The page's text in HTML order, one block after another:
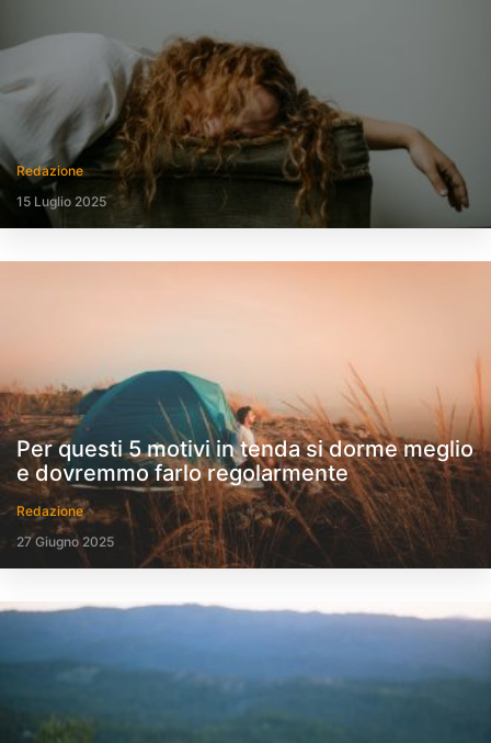
Redazione
15 Luglio 2025
Per questi 5 motivi in tenda si dorme meglio
e dovremmo farlo regolarmente
Redazione
27 Giugno 2025